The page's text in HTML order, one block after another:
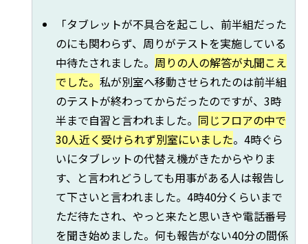
「タブレットが不具合を起こし、前半組だった
のにも関わらず、周りがテストを実施している
中待たされました。 周りの人の解答が丸聞こえ
でした。 私が別室へ移動させられたのは前半組
のテストが終わってからだったのですが、3時
半まで自習と言われました。 同じフロアの中で
30人近く受けられず別室にいました。4時ぐら
いにタブレットの代替え機がきたからやりま
す、と言われどうしても用事がある人は報告し
て下さいと言われました。4時40分くらいまで
ただ待たされ、やっと来たと思いきや電話番号
を聞き始めました。何も報告がない40分の間係